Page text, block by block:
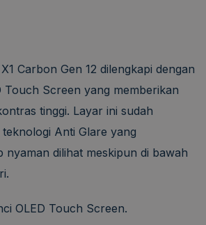
Carbon Gen 12 dilengkapi dengan
Touch Screen yang memberikan
tinggi. Layar ini sudah
Anti Glare yang
nyaman dilihat meskipun di bawah
OLED Touch Screen.